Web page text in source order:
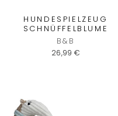
HUNDESPIELZEUG
SCHNÜFFELBLUME
B&B
26,99 €